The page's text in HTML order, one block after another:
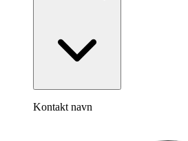
Kontakt navn